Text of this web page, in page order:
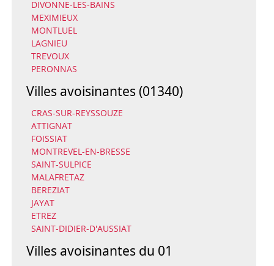
DIVONNE-LES-BAINS
MEXIMIEUX
MONTLUEL
LAGNIEU
TREVOUX
PERONNAS
Villes avoisinantes (01340)
CRAS-SUR-REYSSOUZE
ATTIGNAT
FOISSIAT
MONTREVEL-EN-BRESSE
SAINT-SULPICE
MALAFRETAZ
BEREZIAT
JAYAT
ETREZ
SAINT-DIDIER-D'AUSSIAT
Villes avoisinantes du 01